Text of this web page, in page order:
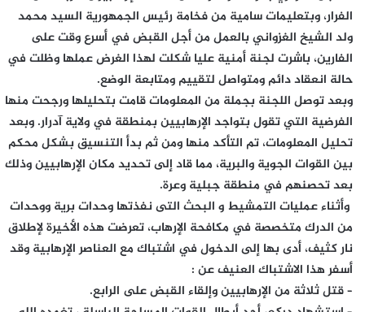
الفرار، وبتعليمات سامية من فخامة رئيس الجمهورية السيد محمد
ولد الشيخ الغزواني بالعمل من أجل القبض في أسرع وقت على
الفارين، باشرت لجنة أمنية عليا شكلت لهذا الغرض عملها وظلت في
حالة انعقاد دائم ومتواصل لتقييم ومتابعة الوضع.
​وبعد توصل اللجنة بجملة من المعلومات قامت بتحليلها ورجحت منها
الفرضية التي تقول بتواجد الإرهابيين بمنطقة في ولاية آدرار. وبعد
تحليل المعلومات، تم التأكد منها ومن ثم بدأ التنسيق بشكل محكم
بين القوات الجوية والبرية، مما قاد إلى تحديد مكان الإرهابيين وذلك
بعد تحصنهم في منطقة جبلية وعرة.
​ وأثناء عمليات التمشيط و البحث التى نفذتها وحدات برية ووحدات
من الدرك متخصصة في مكافحة الإرهاب، تعرضت هذه الأخيرة لإطلاق
نار كثيف، أدى بها إلى الدخول في اشتباك مع العناصر الإرهابية وقد
أسفر هذا الاشتباك العنيف عن :
– قتل ثلاثة من الإرهابيين وإلقاء القبض على الرابع.